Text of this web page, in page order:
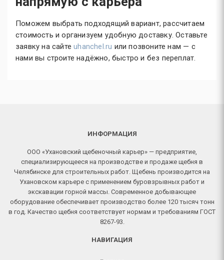
Поможем выбрать подходящий вариант, рассчитаем
стоимость и организуем удобную доставку. Оставьте
заявку на сайте uhanchel.ru или позвоните нам — с
нами вы строите надёжно, быстро и без переплат.
ИНФОРМАЦИЯ
ООО «Ухановский щебеночный карьер» — предприятие,
специализирующееся на производстве и продаже щебня в
Челябинске для строительных работ. Щебень производится на
Ухановском карьере с применением буровзрывных работ и
экскавации горной массы. Современное добывающее
оборудование обеспечивает производство более 120 тысяч тонн
в год. Качество щебня соответствует нормам и требованиям ГОСТ
8267-93.
НАВИГАЦИЯ